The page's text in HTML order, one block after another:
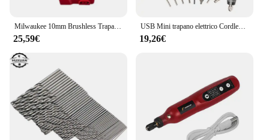
Milwaukee 10mm Brushless Trapano Elettrico Auto Elettrica Camion Riparazione Cacciavite Trapano a percussione Adatto Usa 18V Batteria Strumento di Potere
25,59€
USB Mini trapano elettrico Cordless Pwer Tools incisore strumento rotante penna per incisione fai da te 21000rpm trapano Wireless con Set di accessori
19,26€